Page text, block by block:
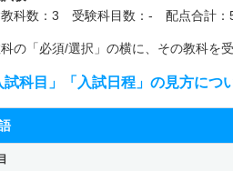
教科数：3 受験科目数：- 配点合計：
の「必須/選択」の横に、その教科を
試科目」「入試日程」の見方につ